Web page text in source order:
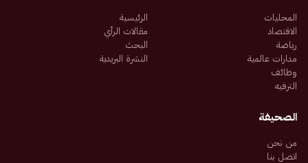
المحليات
الاقتصاد
رياضة
مدارات عالمية
وظائف
الترفيه
الرئيسية
مقالات الرأي
البحث
النشرة البريدية
الصحيفة
من نحن
اتصل بنا